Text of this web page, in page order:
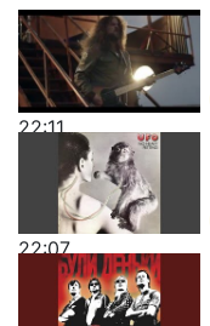
22:11
22:07